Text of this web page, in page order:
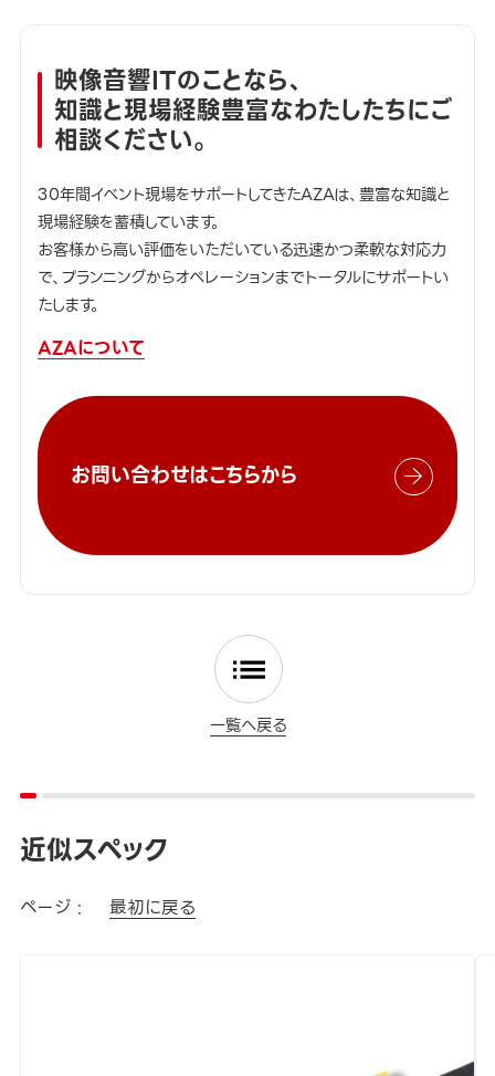
映像音響ITのことなら、
知識と現場経験豊富なわたしたちにご
相談ください。
30年間イベント現場をサポートしてきたAZAは、豊富な知識と
現場経験を蓄積しています。
お客様から高い評価をいただいている迅速かつ柔軟な対応力
で、プランニングからオペレーションまでトータルにサポートい
たします。
AZAについて
お問い合わせはこちらから
一覧へ戻る
近似スペック
ページ : 最初に戻る